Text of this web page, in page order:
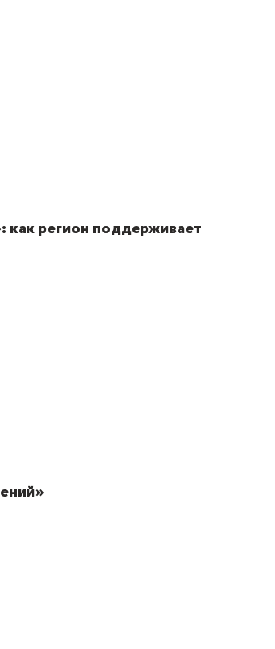
регион поддерживает